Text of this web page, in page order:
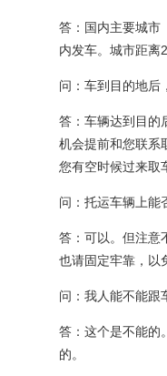
答：国内主要城市
内发车。城市距离
问：车到目的地后
答：车辆达到目的
机会提前和您联系
您有空时候过来取
问：托运车辆上能
答：可以。但注意
也请固定牢靠，以
问：我人能不能跟
答：这个是不能的
的。